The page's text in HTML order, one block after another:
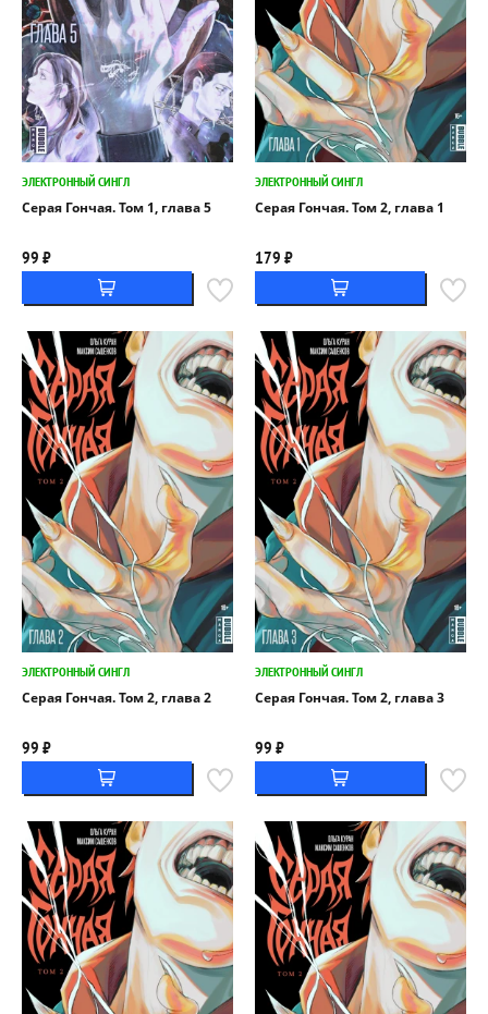
ЭЛЕКТРОННЫЙ СИНГЛ
Серая Гончая. Том 1, глава 5
99 ₽
ЭЛЕКТРОННЫЙ СИНГЛ
Серая Гончая. Том 2, глава 1
179 ₽
ЭЛЕКТРОННЫЙ СИНГЛ
Серая Гончая. Том 2, глава 2
99 ₽
ЭЛЕКТРОННЫЙ СИНГЛ
Серая Гончая. Том 2, глава 3
99 ₽